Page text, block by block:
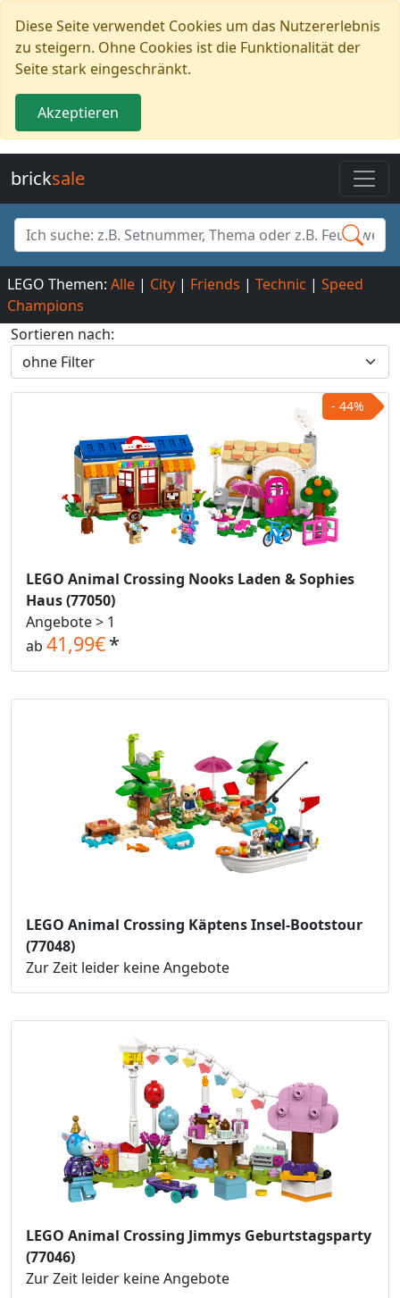
Diese Seite verwendet Cookies um das Nutzererlebnis
zu steigern. Ohne Cookies ist die Funktionalität der
Seite stark eingeschränkt.
Akzeptieren
bricksale
LEGO Themen: Alle | City | Friends | Technic | Speed
Champions
Sortieren nach:
- 44%
LEGO Animal Crossing Nooks Laden & Sophies
Haus (77050)
Angebote > 1
ab 41,99€*
LEGO Animal Crossing Käptens Insel-Bootstour
(77048)
Zur Zeit leider keine Angebote
LEGO Animal Crossing Jimmys Geburtstagsparty
(77046)
Zur Zeit leider keine Angebote